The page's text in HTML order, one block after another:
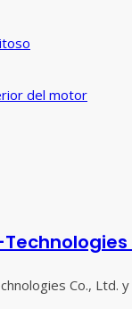
del motor
Co., Ltd.